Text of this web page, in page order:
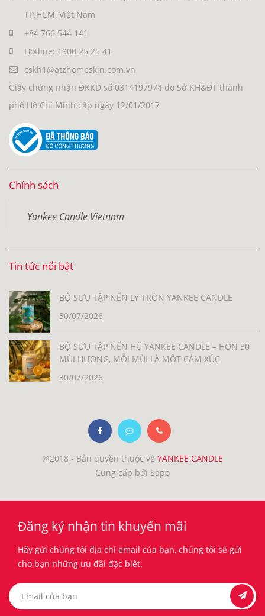
TP.HCM, Việt Nam
+84 766 544 141
Hotline: 1900 25 25 41
cskh1@atzhomeskin.com.vn
Giấy chứng nhận ĐKKD số 0314197974 do Sở KH&ĐT thành
phố Hồ Chí Minh cấp ngày 12/01/2017
Chính sách
Yankee Candle Vietnam
Tin tức nổi bật
BỘ SƯU TẬP NẾN LY TRÒN YANKEE CANDLE
30/07/2026
BỘ SƯU TẬP NẾN HŨ YANKEE CANDLE – HƠN 30
MÙI HƯƠNG, MỖI MÙI LÀ MỘT CẢM XÚC
30/07/2026
@2018 - Bản quyền thuộc về YANKEE CANDLE
Cung cấp bởi Sapo
Đăng ký nhận tin khuyến mãi
Hãy gửi chúng tôi địa chỉ email của bạn, chúng tôi sẽ gửi
cho bạn những ưu đãi đặc biêt.